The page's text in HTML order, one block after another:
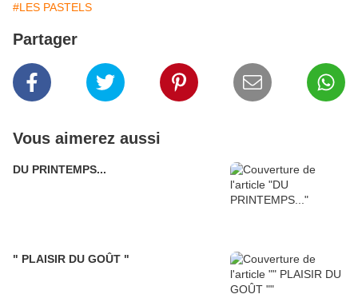
#LES PASTELS
Partager
Vous aimerez aussi
DU PRINTEMPS...
" PLAISIR DU GOÛT "